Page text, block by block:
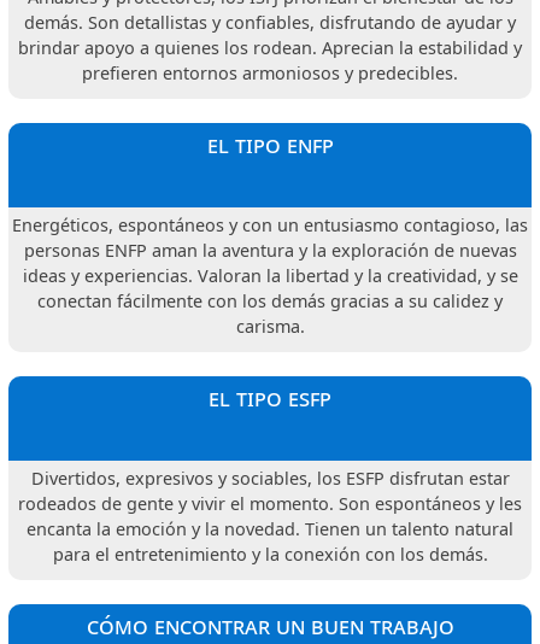
demás. Son detallistas y confiables, disfrutando de ayudar y
brindar apoyo a quienes los rodean. Aprecian la estabilidad y
prefieren entornos armoniosos y predecibles.
el tipo enfp
Energéticos, espontáneos y con un entusiasmo contagioso, las
personas ENFP aman la aventura y la exploración de nuevas
ideas y experiencias. Valoran la libertad y la creatividad, y se
conectan fácilmente con los demás gracias a su calidez y
carisma.
el tipo esfp
Divertidos, expresivos y sociables, los ESFP disfrutan estar
rodeados de gente y vivir el momento. Son espontáneos y les
encanta la emoción y la novedad. Tienen un talento natural
para el entretenimiento y la conexión con los demás.
cómo encontrar un buen trabajo